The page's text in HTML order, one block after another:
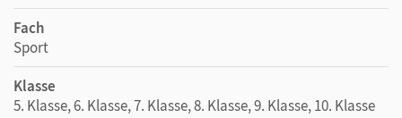
Fach
Sport
Klasse
5. Klasse, 6. Klasse, 7. Klasse, 8. Klasse, 9. Klasse, 10. Klasse